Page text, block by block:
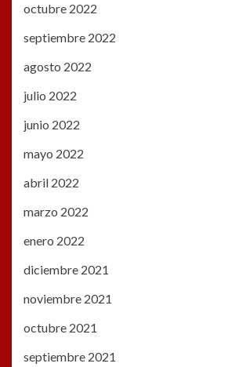
octubre 2022
septiembre 2022
agosto 2022
julio 2022
junio 2022
mayo 2022
abril 2022
marzo 2022
enero 2022
diciembre 2021
noviembre 2021
octubre 2021
septiembre 2021